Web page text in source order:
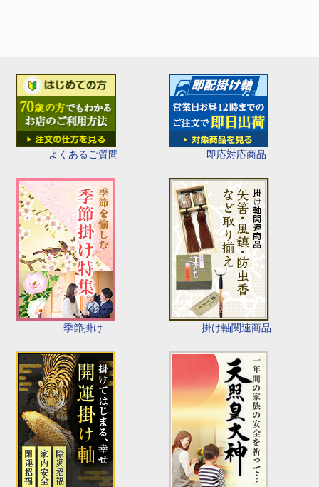
よくあるご質問 即応対応商品
季節掛け 掛け軸関連商品